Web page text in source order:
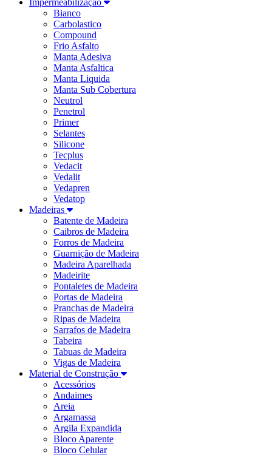
Bianco
Carbolastico
Compound
Frio Asfalto
Manta Adesiva
Manta Asfaltica
Manta Liquida
Manta Sub Cobertura
Neutrol
Penetrol
Primer
Selantes
Silicone
Tecplus
Vedacit
Vedalit
Vedapren
Vedatop
Madeiras
Batente de Madeira
Caibros de Madeira
Forros de Madeira
Guarnição de Madeira
Madeira Aparelhada
Madeirite
Pontaletes de Madeira
Portas de Madeira
Pranchas de Madeira
Ripas de Madeira
Sarrafos de Madeira
Tabeira
Tabuas de Madeira
Vigas de Madeira
Material de Construção
Acessórios
Andaimes
Areia
Argamassa
Argila Expandida
Bloco Aparente
Bloco Celular